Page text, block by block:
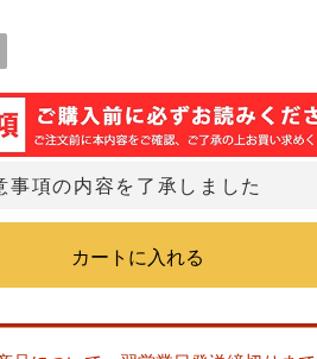
事項の内容を了承しました